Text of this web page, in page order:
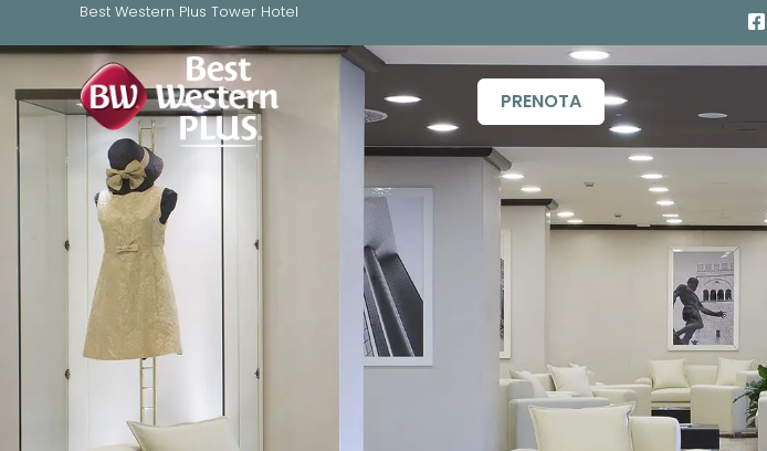
Best Western Plus Tower Hotel
PRENOTA